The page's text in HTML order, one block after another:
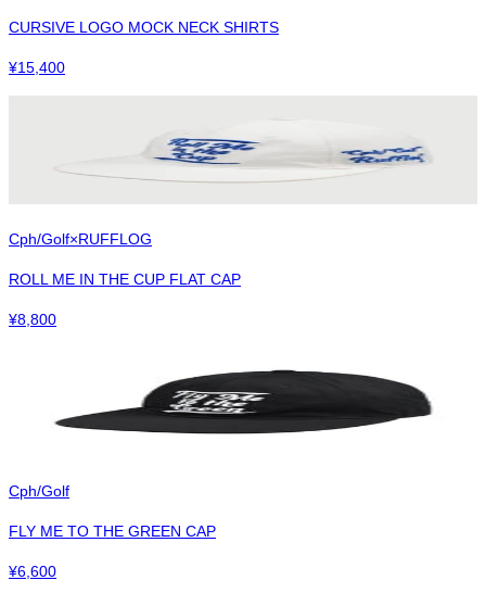
CURSIVE LOGO MOCK NECK SHIRTS
¥15,400
Cph/Golf×RUFFLOG
ROLL ME IN THE CUP FLAT CAP
¥8,800
Cph/Golf
FLY ME TO THE GREEN CAP
¥6,600